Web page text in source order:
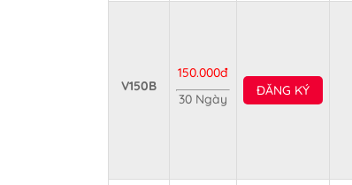
V150B
150.000đ
30 Ngày
ĐĂNG KÝ